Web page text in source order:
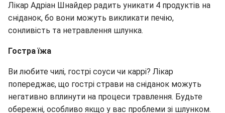
Лікар Адріан Шнайдер радить уникати 4 продуктів на
сніданок, бо вони можуть викликати печію,
сонливість та нетравлення шлунка.
Гостра їжа
Ви любите чилі, гострі соуси чи каррі? Лікар
попереджає, що гострі страви на сніданок можуть
негативно вплинути на процеси травлення. Будьте
обережні, особливо якщо у вас проблеми зі шлунком.